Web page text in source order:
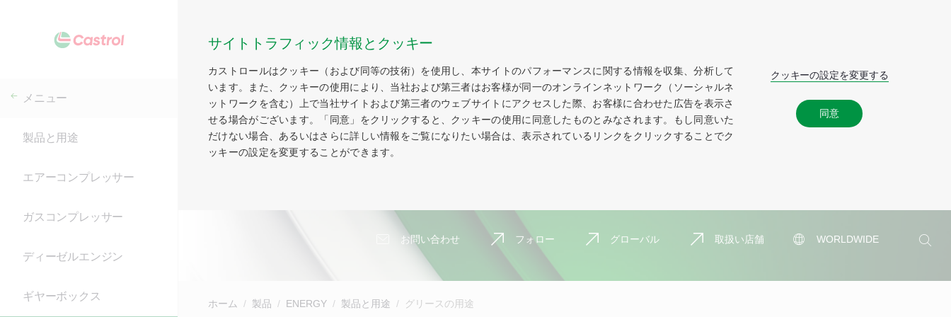
サイトトラフィック情報とクッキー
カストロールはクッキー（および同等の技術）を使用し、本サイトのパフォーマンスに関する情報を収集、分析して
います。また、クッキーの使用により、当社および第三者はお客様が同一のオンラインネットワーク（ソーシャルネ
ットワークを含む）上で当社サイトおよび第三者のウェブサイトにアクセスした際、お客様に合わせた広告を表示さ
せる場合がございます。「同意」をクリックすると、クッキーの使用に同意したものとみなされます。もし同意いた
だけない場合、あるいはさらに詳しい情報をご覧になりたい場合は、表示されているリンクをクリックすることでク
ッキーの設定を変更することができます。
クッキーの設定を変更する
同意
お問い合わせ フォロー グローバル 取扱い店舗
WORLDWIDE
検
メニュー
製品と用途
エアーコンプレッサー
ガスコンプレッサー
ディーゼルエンジン
ギヤーボックス
ホーム 製品 ENERGY 製品と用途 グリースの用途